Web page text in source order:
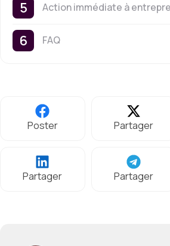
Action immédiate à
FAQ
Poster Partager
Partager Partager